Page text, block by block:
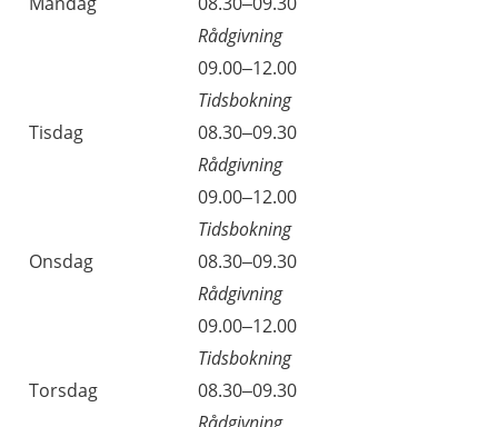
Rådgivning
09.00–12.00
Tidsbokning
Tisdag
08.30–09.30
Rådgivning
09.00–12.00
Tidsbokning
Onsdag
08.30–09.30
Rådgivning
09.00–12.00
Tidsbokning
Torsdag
08.30–09.30